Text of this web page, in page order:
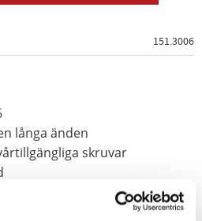
151.3006
långa änden
skruvar